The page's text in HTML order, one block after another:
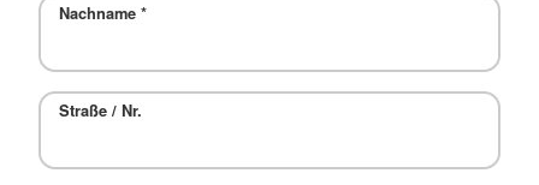
Nachname *
Straße / Nr.